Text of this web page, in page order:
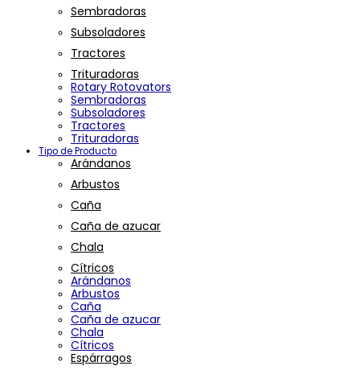
Sembradoras
Subsoladores
Tractores
Trituradoras
Rotary Rotovators
Sembradoras
Subsoladores
Tractores
Trituradoras
Tipo de Producto
Arándanos
Arbustos
Caña
Caña de azucar
Chala
Cítricos
Arándanos
Arbustos
Caña
Caña de azucar
Chala
Cítricos
Espárragos